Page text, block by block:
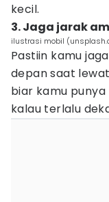
kecil.
3. Jaga jarak
ilustrasi mobil
Pastiin kamu
depan saat
biar kamu
kalau terlalu